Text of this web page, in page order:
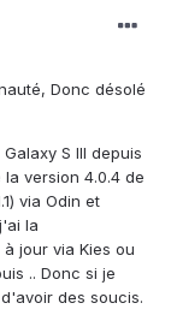
Donc désolé
S III depuis
version 4.0.4 de
via Odin et
la
jour via Kies ou
.. Donc si je
des soucis.